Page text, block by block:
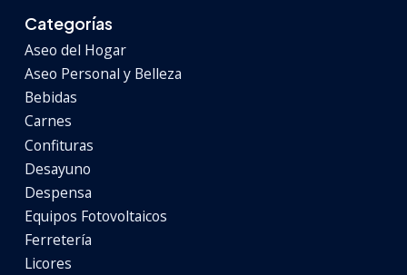
Categorías
Aseo del Hogar
Aseo Personal y Belleza
Bebidas
Carnes
Confituras
Desayuno
Despensa
Equipos Fotovoltaicos
Ferretería
Licores